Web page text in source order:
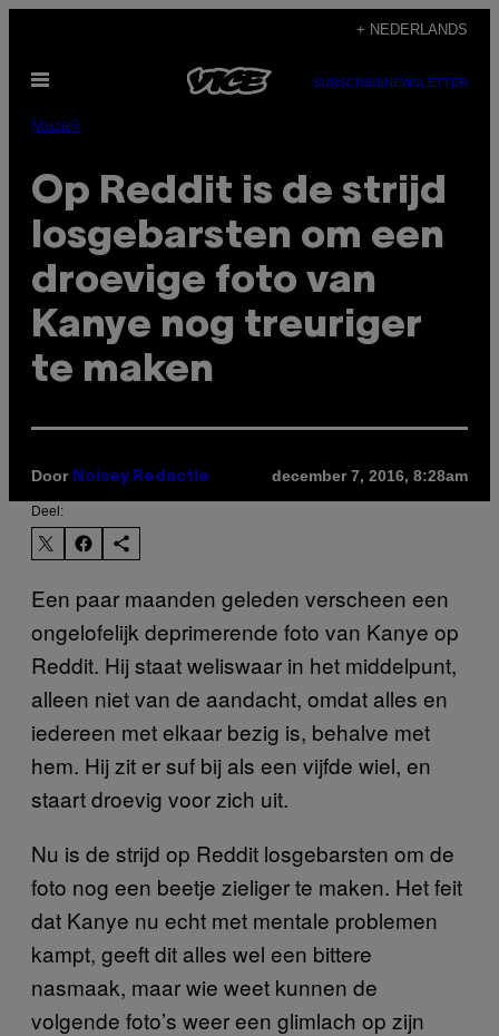
de
inhoud
+ NEDERLANDS
Open
SUBSCRIBENEWSLETTER
Muziek
Op Reddit is de strijd
losgebarsten om een
droevige foto van
Kanye nog treuriger
te maken
Door Noisey Redactie december 7, 2016, 8:28am
Deel:
Een paar maanden geleden verscheen een
ongelofelijk deprimerende foto van Kanye op
Reddit. Hij staat weliswaar in het middelpunt,
alleen niet van de aandacht, omdat alles en
iedereen met elkaar bezig is, behalve met
hem. Hij zit er suf bij als een vijfde wiel, en
staart droevig voor zich uit.
Nu is de strijd op Reddit losgebarsten om de
foto nog een beetje zieliger te maken. Het feit
dat Kanye nu echt met mentale problemen
kampt, geeft dit alles wel een bittere
nasmaak, maar wie weet kunnen de
volgende foto’s weer een glimlach op zijn